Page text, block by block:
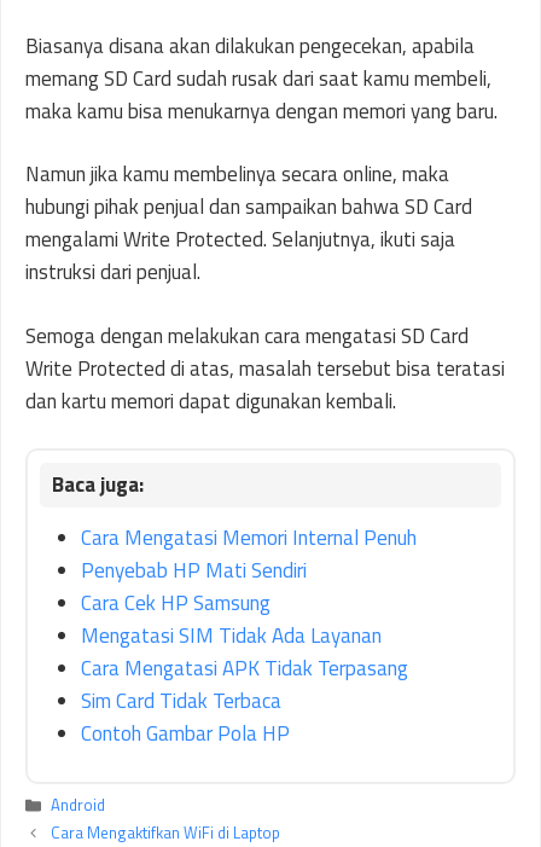
Biasanya disana akan dilakukan pengecekan, apabila
memang SD Card sudah rusak dari saat kamu membeli,
maka kamu bisa menukarnya dengan memori yang baru.
Namun jika kamu membelinya secara online, maka
hubungi pihak penjual dan sampaikan bahwa SD Card
mengalami Write Protected. Selanjutnya, ikuti saja
instruksi dari penjual.
Semoga dengan melakukan cara mengatasi SD Card
Write Protected di atas, masalah tersebut bisa teratasi
dan kartu memori dapat digunakan kembali.
Cara Mengatasi Memori Internal Penuh
Penyebab HP Mati Sendiri
Cara Cek HP Samsung
Mengatasi SIM Tidak Ada Layanan
Cara Mengatasi APK Tidak Terpasang
Sim Card Tidak Terbaca
Contoh Gambar Pola HP
Kategori
Android
Cara Mengaktifkan WiFi di Laptop